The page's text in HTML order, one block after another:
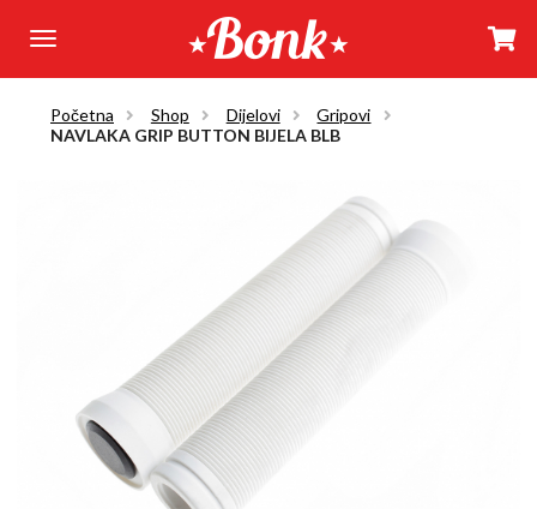
Početna Shop Dijelovi
Gripovi
NAVLAKA GRIP BUTTON BIJELA BLB